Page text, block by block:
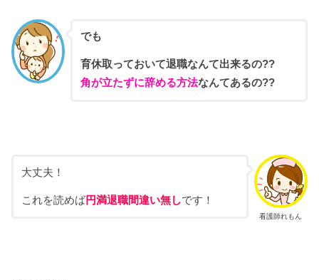
でも
育休取っておいて退職なんて出来るの??
角が立たずに辞める方法なんてあるの??
看護師れもん
大丈夫！
これを読めば円満退職間違い無しです！